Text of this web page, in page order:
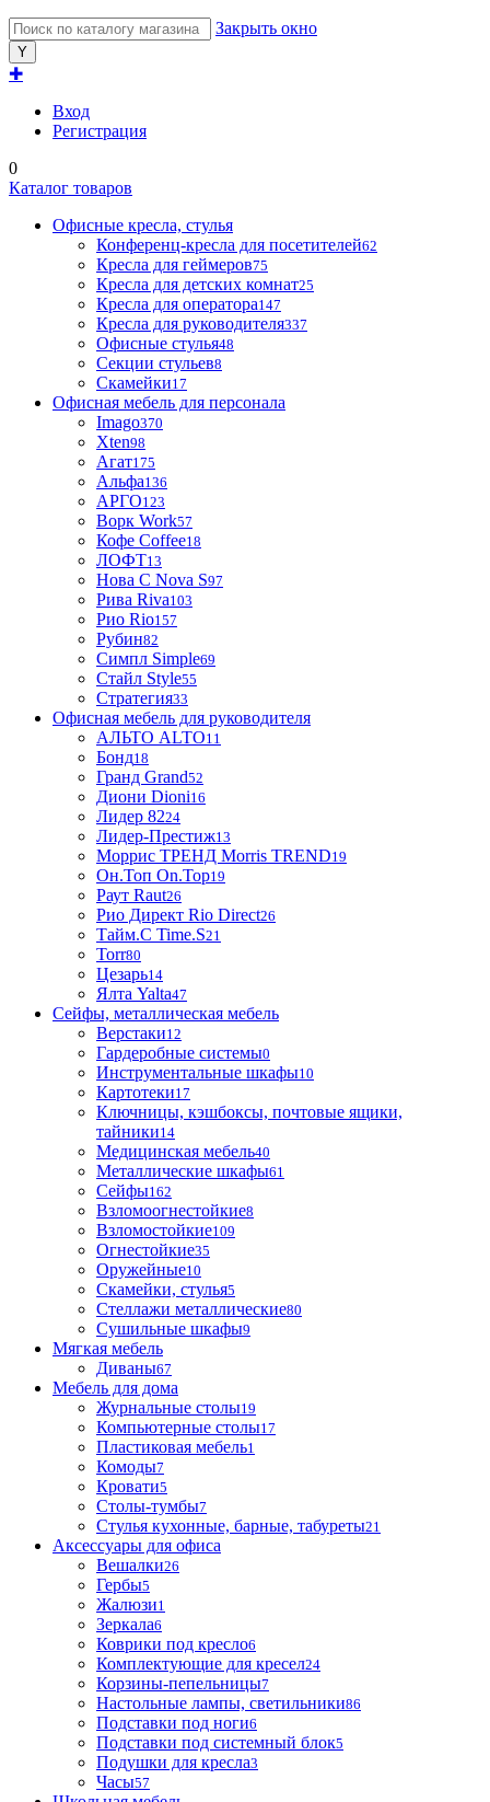
Закрыть окно
✚
Вход
Регистрация
0
Каталог товаров
Офисные кресла, стулья
Конференц-кресла для посетителей62
Кресла для геймеров75
Кресла для детских комнат25
Кресла для оператора147
Кресла для руководителя337
Офисные стулья48
Секции стульев8
Скамейки17
Офисная мебель для персонала
Imago370
Xten98
Агат175
Альфа136
АРГО123
Ворк Work57
Кофе Coffee18
ЛОФТ13
Нова С Nova S97
Рива Riva103
Рио Rio157
Рубин82
Симпл Simple69
Стайл Style55
Стратегия33
Офисная мебель для руководителя
АЛЬТО ALTO11
Бонд18
Гранд Grand52
Диони Dioni16
Лидер 8224
Лидер-Престиж13
Моррис ТРЕНД Morris TREND19
Он.Топ On.Top19
Раут Raut26
Рио Директ Rio Direct26
Тайм.С Time.S21
Torr80
Цезарь14
Ялта Yalta47
Сейфы, металлическая мебель
Верстаки12
Гардеробные системы0
Инструментальные шкафы10
Картотеки17
Ключницы, кэшбоксы, почтовые ящики,
тайники14
Медицинская мебель40
Металлические шкафы61
Сейфы162
Взломоогнестойкие8
Взломостойкие109
Огнестойкие35
Оружейные10
Скамейки, стулья5
Стеллажи металлические80
Сушильные шкафы9
Мягкая мебель
Диваны67
Мебель для дома
Журнальные столы19
Компьютерные столы17
Пластиковая мебель1
Комоды7
Кровати5
Столы-тумбы7
Стулья кухонные, барные, табуреты21
Аксессуары для офиса
Вешалки26
Гербы5
Жалюзи1
Зеркала6
Коврики под кресло6
Комплектующие для кресел24
Корзины-пепельницы7
Настольные лампы, светильники86
Подставки под ноги6
Подставки под системный блок5
Подушки для кресла3
Часы57